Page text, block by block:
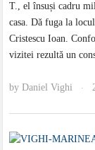
T., el însuși cadru
casa. Dă fuga la
Cristescu Ioan.
vizitei rezultă un
byDaniel Vighi ·